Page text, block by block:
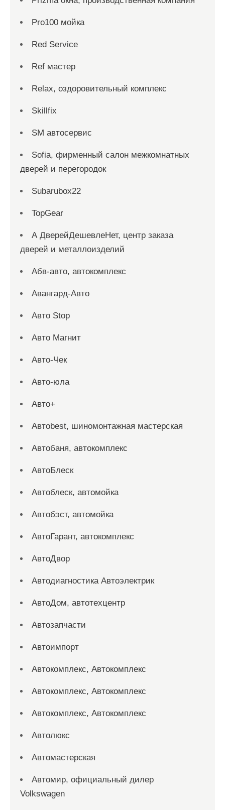
Pro100 мойка
Red Service
Ref мастер
Relax, оздоровительный комплекс
Skillfix
SM автосервис
Sofia, фирменный салон межкомнатных
дверей и перегородок
Subarubox22
TopGear
А ДверейДешевлеНет, центр заказа
дверей и металлоизделий
Абв-авто, автокомплекс
Авангард-Авто
Авто Stop
Авто Магнит
Авто-Чек
Авто-юла
Авто+
Автоbest, шиномонтажная мастерская
Автобаня, автокомплекс
АвтоБлеск
Автоблеск, автомойка
Автобэст, автомойка
АвтоГарант, автокомплекс
АвтоДвор
Автодиагностика Автоэлектрик
АвтоДом, автотехцентр
Автозапчасти
Автоимпорт
Автокомплекс, Автокомплекс
Автокомплекс, Автокомплекс
Автокомплекс, Автокомплекс
Автолюкс
Автомастерская
Автомир, официальный дилер
Volkswagen